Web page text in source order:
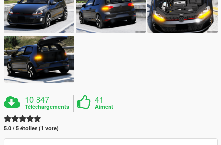
10 847
Téléchargements
41
Aiment
5.0 / 5 étoiles (1 vote)